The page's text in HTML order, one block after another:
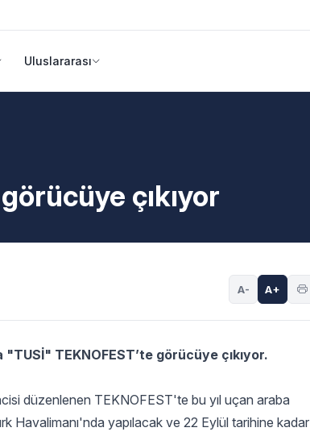
Uluslararası
çıkıyor
A- A+
TEKNOFEST’te görücüye çıkıyor.
düzenlenen TEKNOFEST'te bu yıl uçan araba
yapılacak ve 22 Eylül tarihine kadar